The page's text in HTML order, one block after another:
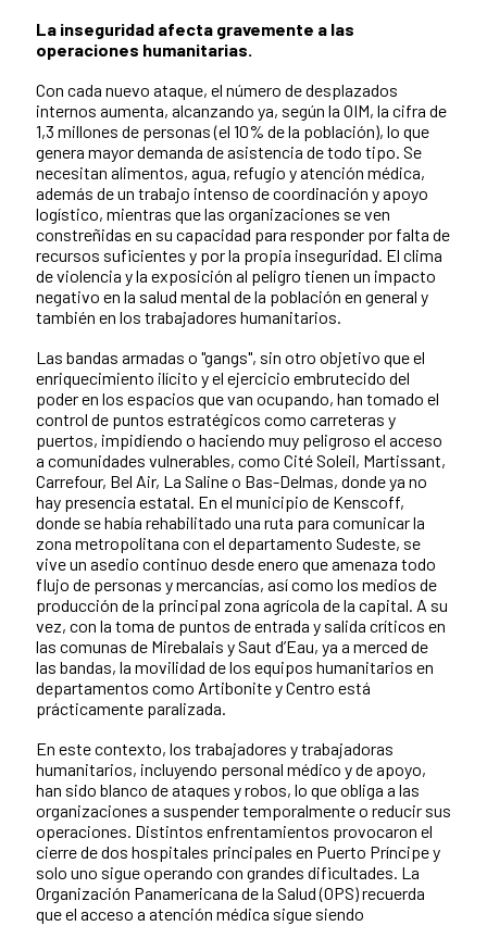
La inseguridad afecta gravemente a las
operaciones humanitarias.
Con cada nuevo ataque, el número de desplazados
internos aumenta, alcanzando ya, según la OIM, la cifra de
1,3 millones de personas (el 10% de la población), lo que
genera mayor demanda de asistencia de todo tipo. Se
necesitan alimentos, agua, refugio y atención médica,
además de un trabajo intenso de coordinación y apoyo
logístico, mientras que las organizaciones se ven
constreñidas en su capacidad para responder por falta de
recursos suficientes y por la propia inseguridad. El clima
de violencia y la exposición al peligro tienen un impacto
negativo en la salud mental de la población en general y
también en los trabajadores humanitarios.
Las bandas armadas o "gangs", sin otro objetivo que el
enriquecimiento ilícito y el ejercicio embrutecido del
poder en los espacios que van ocupando, han tomado el
control de puntos estratégicos como carreteras y
puertos, impidiendo o haciendo muy peligroso el acceso
a comunidades vulnerables, como Cité Soleil, Martissant,
Carrefour, Bel Air, La Saline o Bas-Delmas, donde ya no
hay presencia estatal. En el municipio de Kenscoff,
donde se había rehabilitado una ruta para comunicar la
zona metropolitana con el departamento Sudeste, se
vive un asedio continuo desde enero que amenaza todo
flujo de personas y mercancías, así como los medios de
producción de la principal zona agrícola de la capital. A su
vez, con la toma de puntos de entrada y salida críticos en
las comunas de Mirebalais y Saut d’Eau, ya a merced de
las bandas, la movilidad de los equipos humanitarios en
departamentos como Artibonite y Centro está
prácticamente paralizada.
En este contexto, los trabajadores y trabajadoras
humanitarios, incluyendo personal médico y de apoyo,
han sido blanco de ataques y robos, lo que obliga a las
organizaciones a suspender temporalmente o reducir sus
operaciones. Distintos enfrentamientos provocaron el
cierre de dos hospitales principales en Puerto Príncipe y
solo uno sigue operando con grandes dificultades. La
Organización Panamericana de la Salud (OPS) recuerda
que el acceso a atención médica sigue siendo